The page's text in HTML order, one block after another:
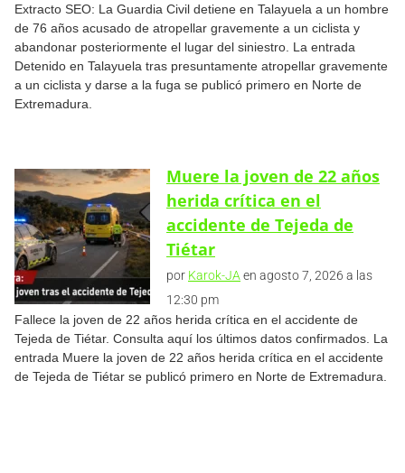
Extracto SEO: La Guardia Civil detiene en Talayuela a un hombre
de 76 años acusado de atropellar gravemente a un ciclista y
abandonar posteriormente el lugar del siniestro. La entrada
Detenido en Talayuela tras presuntamente atropellar gravemente
a un ciclista y darse a la fuga se publicó primero en Norte de
Extremadura.
Muere la joven de 22 años
herida crítica en el
accidente de Tejeda de
Tiétar
por Karok-JA en agosto 7, 2026 a las
12:30 pm
Fallece la joven de 22 años herida crítica en el accidente de
Tejeda de Tiétar. Consulta aquí los últimos datos confirmados. La
entrada Muere la joven de 22 años herida crítica en el accidente
de Tejeda de Tiétar se publicó primero en Norte de Extremadura.